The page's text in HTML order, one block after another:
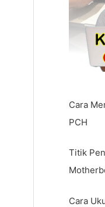
Cara
PCH
Titik
Cara